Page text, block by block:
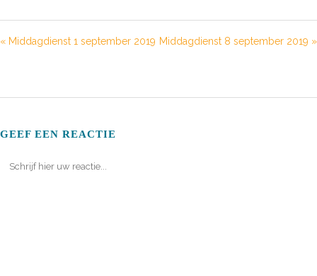
« Middagdienst 1 september 2019 Middagdienst 8 september 2019 »
GEEF EEN REACTIE